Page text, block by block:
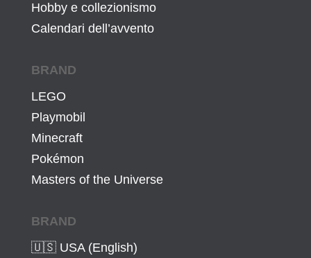
Hobby e collezionismo
Calendari dell’avvento
BRAND
LEGO
Playmobil
Minecraft
Pokémon
Masters of the Universe
BRAND
🇺🇸 USA (English)